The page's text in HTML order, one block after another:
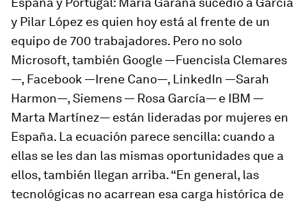
y Pilar López es quien hoy está al frente de un
equipo de 700 trabajadores. Pero no solo
Microsoft, también Google —Fuencisla Clemares
—, Facebook —Irene Cano—, LinkedIn —Sarah
Harmon—, Siemens — Rosa García— e IBM —
Marta Martínez— están lideradas por mujeres en
España. La ecuación parece sencilla: cuando a
ellas se les dan las mismas oportunidades que a
ellos, también llegan arriba. “En general, las
tecnológicas no acarrean esa carga histórica de